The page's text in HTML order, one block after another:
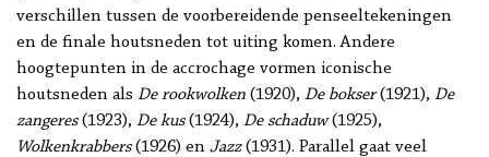
verschillen tussen de voorbereidende penseeltekeningen
en de finale houtsneden tot uiting komen. Andere
hoogtepunten in de accrochage vormen iconische
houtsneden als De rookwolken (1920), De bokser(1921), De
zangeres(1923), De kus(1924), De schaduw(1925),
Wolkenkrabbers(1926) en Jazz(1931). Parallel gaat veel